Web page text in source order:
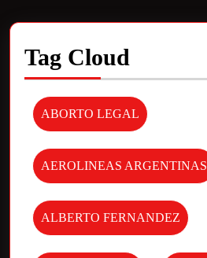
Tag Cloud
ABORTO LEGAL
AEROLINEAS ARGENTINAS
ALBERTO FERNANDEZ